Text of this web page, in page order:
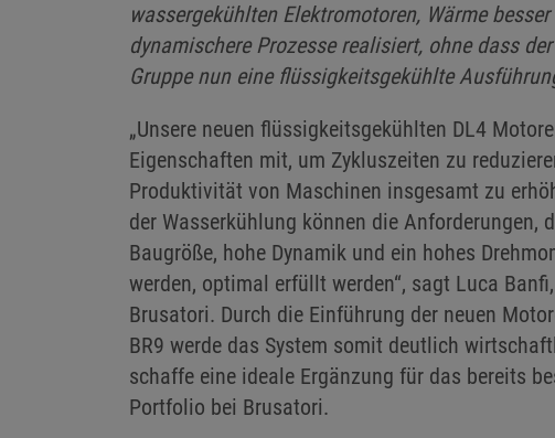
wassergekühlten Elektromotoren, Wärme
dynamischere Prozesse realisiert, ohne dass
Gruppe nun eine flüssigkeitsgekühlte
„Unsere neuen flüssigkeitsgekühlten DL4
Eigenschaften mit, um Zykluszeiten zu
Produktivität von Maschinen insgesamt zu
der Wasserkühlung können die Anforderungen,
Baugröße, hohe Dynamik und ein hohes
werden, optimal erfüllt werden“, sagt Luca
Brusatori. Durch die Einführung der neuen
BR9 werde das System somit deutlich
schaffe eine ideale Ergänzung für das bereits
Portfolio bei Brusatori.